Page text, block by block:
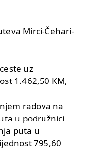
Mirci-Čehari-
uz
1.462,50 KM,
radova na
u podružnici
puta u
795,60